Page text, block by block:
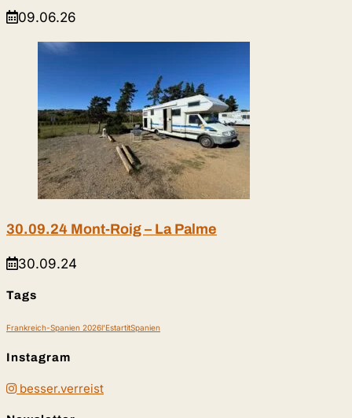
09.06.26
30.09.24 Mont-Roig – La Palme
30.09.24
Tags
Frankreich-Spanien 2026l'EstartitSpanien
Instagram
besser.verreist